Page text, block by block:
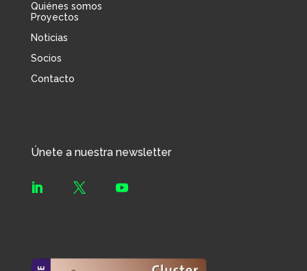
Quiénes somos
Proyectos
Noticias
Socios
Contacto
Únete a nuestra newsletter
  